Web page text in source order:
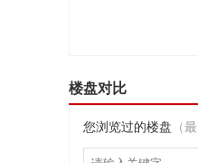
楼盘对比
您浏览过的楼盘 （